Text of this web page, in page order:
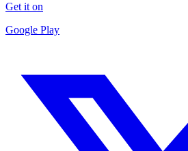
Get it on
Google Play